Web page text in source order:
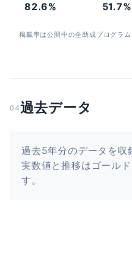
82.6% 51.7%
掲載率は公開中の全助成プログラ
04過去データ
過去5年分のデータを収
実数値と推移はゴール
す。